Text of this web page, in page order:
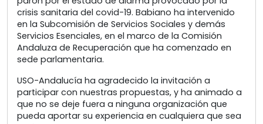
crisis sanitaria del covid-19. Babiano ha intervenido
en la Subcomisión de Servicios Sociales y demás
Servicios Esenciales, en el marco de la Comisión
Andaluza de Recuperación que ha comenzado en
sede parlamentaria.
USO-Andalucía ha agradecido la invitación a
participar con nuestras propuestas, y ha animado a
que no se deje fuera a ninguna organización que
pueda aportar su experiencia en cualquiera que sea